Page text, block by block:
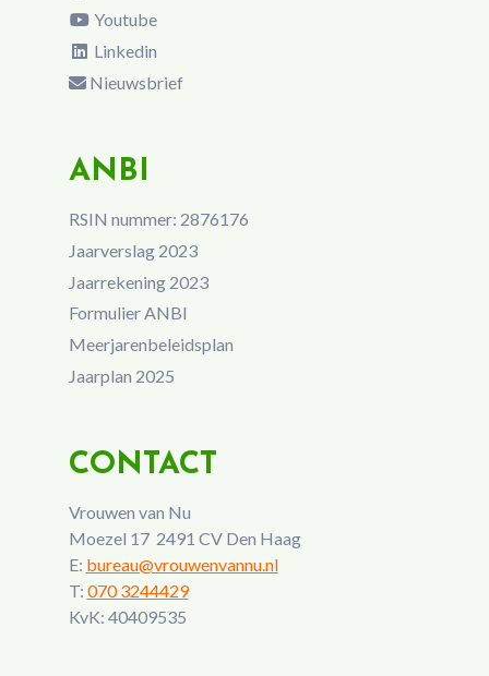
Youtube
Linkedin
Nieuwsbrief
ANBI
RSIN nummer: 2876176
Jaarverslag 2023
Jaarrekening 2023
Formulier ANBI
Meerjarenbeleidsplan
Jaarplan 2025
CONTACT
Vrouwen van Nu
Moezel 17 2491 CV Den Haag
E: bureau@vrouwenvannu.nl
T: 070 3244429
KvK: 40409535